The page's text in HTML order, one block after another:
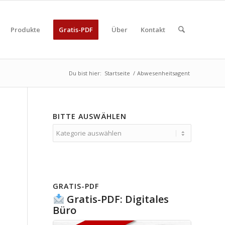
Produkte Gratis-PDF Über Kontakt
Du bist hier: Startseite / Abwesenheitsagent
BITTE AUSWÄHLEN
auswählen
GRATIS-PDF
Gratis-PDF: Digitales
Büro